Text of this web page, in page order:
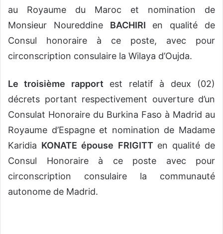
au Royaume du Maroc et nomination de
Monsieur Noureddine BACHIRI en qualité de
Consul honoraire à ce poste, avec pour
circonscription consulaire la Wilaya d’Oujda.
Le troisième rapport est relatif à deux (02)
décrets portant respectivement ouverture d’un
Consulat Honoraire du Burkina Faso à Madrid au
Royaume d’Espagne et nomination de Madame
Karidia KONATE épouse FRIGITT en qualité de
Consul Honoraire à ce poste avec pour
circonscription consulaire la communauté
autonome de Madrid.